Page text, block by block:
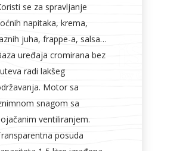
se za spravljanje
napitaka, krema,
juha, frappe-a, salsa…
uređaja cromirana bez
radi lakšeg
Motor sa
snagom sa
ventiliranjem.
posuda